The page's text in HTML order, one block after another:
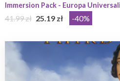
Immersion Pack - Europa
41.99 zł 25.19 zł -40%